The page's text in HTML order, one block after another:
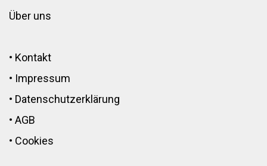
Über uns
• Kontakt
• Impressum
• Datenschutzerklärung
• AGB
• Cookies